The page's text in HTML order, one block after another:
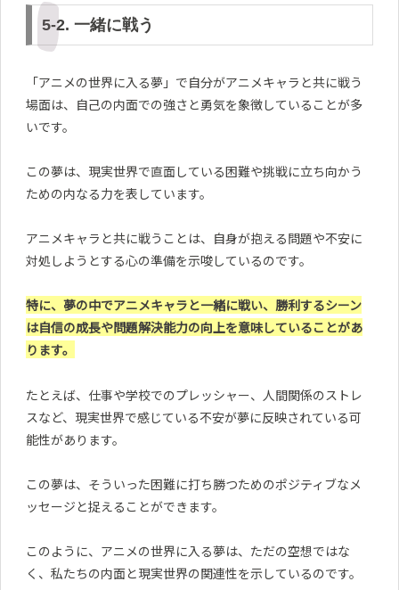
5-2. 一緒に戦う
「アニメの世界に入る夢」で自分がアニメキャラと共に戦う
場面は、自己の内面での強さと勇気を象徴していることが多
いです。
この夢は、現実世界で直面している困難や挑戦に立ち向かう
ための内なる力を表しています。
アニメキャラと共に戦うことは、自身が抱える問題や不安に
対処しようとする心の準備を示唆しているのです。
特に、夢の中でアニメキャラと一緒に戦い、勝利するシーン
は自信の成長や問題解決能力の向上を意味していることがあ
ります。
たとえば、仕事や学校でのプレッシャー、人間関係のストレ
スなど、現実世界で感じている不安が夢に反映されている可
能性があります。
この夢は、そういった困難に打ち勝つためのポジティブなメ
ッセージと捉えることができます。
このように、アニメの世界に入る夢は、ただの空想ではな
く、私たちの内面と現実世界の関連性を示しているのです。